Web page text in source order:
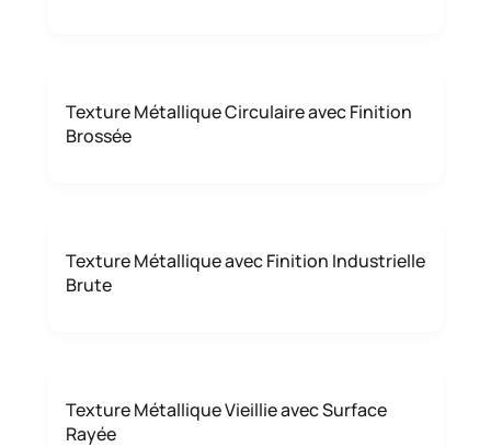
Texture Métallique Circulaire avec Finition
Brossée
Texture Métallique avec Finition Industrielle
Brute
Texture Métallique Vieillie avec Surface
Rayée